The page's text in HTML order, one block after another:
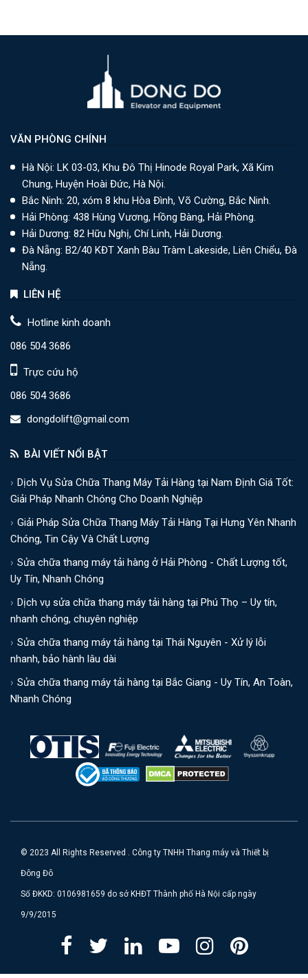
VĂN PHÒNG CHÍNH
Hà Nội: LK 03-03, Khu Đô Thị Hinode Royal Park, Xã Kim
Chung, Huyện Hoài Đức, Hà Nội.
Bắc Ninh: 20, xóm 8 khu Hòa Đình, Võ Cường, Bắc Ninh.
Hải Phòng: 438 Hùng Vương, Hồng Bàng, Hải Phòng.
Hải Dương: 82 Hữu Nghị, Chí Linh, Hải Dương.
Đà Nẵng: B2/40 KĐT Xanh Bàu Tràm Lakeside, Liên Chiểu, Đà
Nẵng.
LIÊN HỆ
Hotline kinh doanh
086 504 3686
Trực cứu hộ
086 504 3686
dongdolift@gmail.com
BÀI VIẾT NỔI BẬT
Dịch Vụ Sửa Chữa Thang Máy Tải Hàng tại Nam Định Giá Tốt:
Giải Pháp Nhanh Chóng Cho Doanh Nghiệp
Giải Pháp Sửa Chữa Thang Máy Tải Hàng Tại Hưng Yên Nhanh
Chóng, Tin Cậy Và Chất Lượng
Sửa chữa thang máy tải hàng ở Hải Phòng - Chất Lượng tốt,
Uy Tín, Nhanh Chóng
Dịch vụ sửa chữa thang máy tải hàng tại Phú Thọ – Uy tín,
nhanh chóng, chuyên nghiệp
Sửa chữa thang máy tải hàng tại Thái Nguyên - Xử lý lỗi
nhanh, bảo hành lâu dài
Sửa chữa thang máy tải hàng tại Bắc Giang - Uy Tín, An Toàn,
Nhanh Chóng
© 2023 All Rights Reserved . Công ty TNHH Thang máy và Thiết bị
Đông Đô
Số ĐKKD: 0106981659 do sở KHĐT Thành phố Hà Nội cấp ngày
9/9/2015